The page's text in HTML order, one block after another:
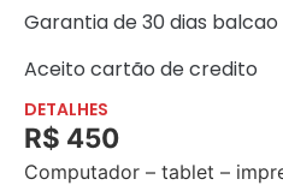
Garantia de 30 dias balcao
Aceito cartão de credito
DETALHES
R$ 450
Computador – tablet –